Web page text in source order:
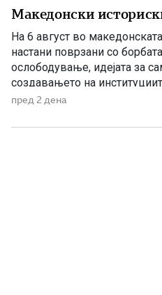
Македонски
На 6 август во
настани поврзани со
ослободување, идејата за
создавањето на
македонска држава. 1875 –
Григорие Хаџи Ташковиќ –
пред 2 дена